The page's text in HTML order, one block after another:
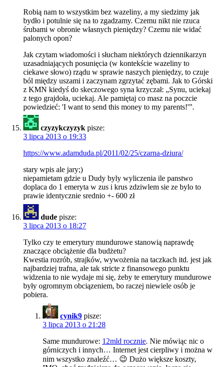
Robią nam to wszystkim bez wazeliny, a my siedzimy jak
bydło i potulnie się na to zgadzamy. Czemu nikt nie rzuca
śrubami w obronie własnych pieniędzy? Czemu nie widać
palonych opon?
Jak czytam wiadomości i słucham niektórych dziennikarzyn
uzasadniających posunięcia (w kontekście wazeliny to
ciekawe słowo) rządu w sprawie naszych pieniędzy, to czuje
ból między uszami i zaczynam zgrzytać zębami. Jak to Górski
z KMN kiedyś do skeczowego syna krzyczał: „Synu, uciekaj
z tego grajdoła, uciekaj. Ale pamiętaj co masz na poczcie
powiedzieć: 'I want to send this money to my parents!'”.
czyzykczyzyk pisze:
3 lipca 2013 o 19:33
https://www.adamduda.pl/2011/02/25/czarna-dziura/
stary wpis ale jary;)
niepamietam gdzie u Dudy byly wyliczenia ile panstwo
doplaca do 1 emeryta w zus i krus zdziwlem sie ze bylo to
prawie identycznie srednio +- 600 zł
dude pisze:
3 lipca 2013 o 18:27
Tylko czy te emerytury mundurowe stanowią naprawdę
znaczące obciążenie dla budżetu?
Kwestia rozrób, strajków, wywożenia na taczkach itd. jest jak
najbardziej trafna, ale tak stricte z finansowego punktu
widzenia to nie wydaje mi się, żeby te emerytury mundurowe
były ogromnym obciązeniem, bo raczej niewiele osób je
pobiera.
cynik9 pisze:
3 lipca 2013 o 21:28
Same mundurowe: 12mld rocznie. Nie mówiąc nic o
górniczych i innych… Internet jest cierpliwy i można w
nim wszystko znaleźć… 😉 Dużo większe koszty,